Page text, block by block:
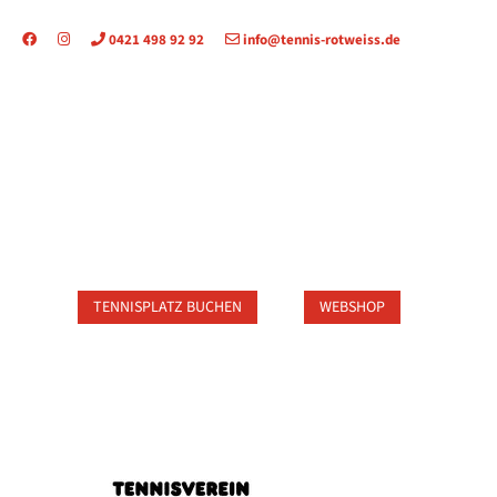
0421 498 92 92 info@tennis-rotweiss.de
TENNISPLATZ BUCHEN WEBSHOP